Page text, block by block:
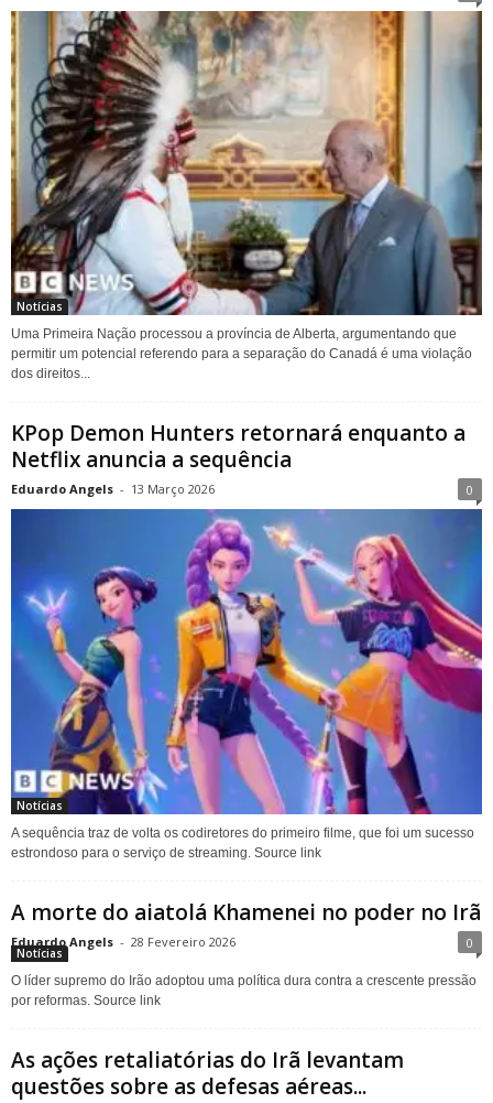
Notícias
Uma Primeira Nação processou a província de Alberta, argumentando que
permitir um potencial referendo para a separação do Canadá é uma violação
dos direitos...
KPop Demon Hunters retornará enquanto a
Netflix anuncia a sequência
Eduardo Angels - 13 Março 2026 0
Notícias
A sequência traz de volta os codiretores do primeiro filme, que foi um sucesso
estrondoso para o serviço de streaming. Source link
A morte do aiatolá Khamenei no poder no Irã
Eduardo Angels - 28 Fevereiro 2026 0
Notícias
O líder supremo do Irão adoptou uma política dura contra a crescente pressão
por reformas. Source link
As ações retaliatórias do Irã levantam
questões sobre as defesas aéreas...